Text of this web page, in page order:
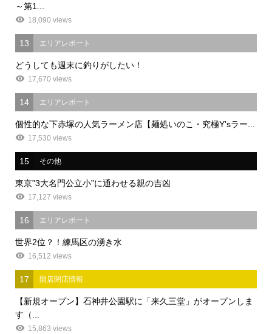
～第1...
18,090 views
13 エリアレポート
どうしても週末に釣りがしたい！
17,670 views
14 エリアレポート
個性的な下赤塚の人気ラーメン店【麺処いのこ・究極Y’sラー...
17,530 views
15 その他
東京”3大名門公立小”に通わせる親の吉凶
17,127 views
16 エリアレポート
世界2位？！練馬区の湧き水
16,512 views
17 開店閉店情報
【新規オープン】石神井公園駅に「来久三堂」がオープンしま
す（...
15,863 views